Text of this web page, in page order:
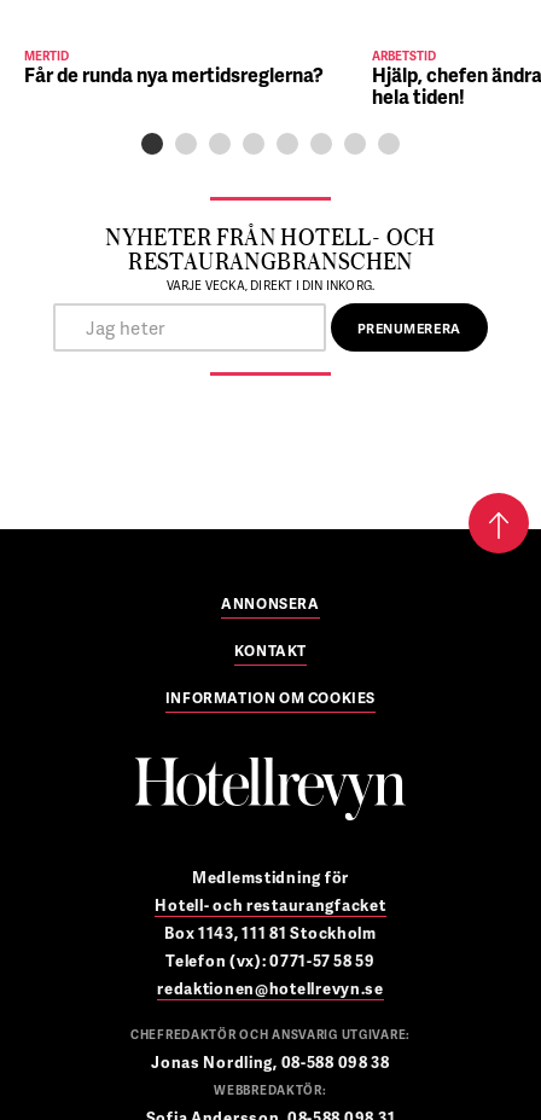
MERTID
Får de runda nya mertidsreglerna?
ARBETSTID
Hjälp, chefen
hela tiden!
NYHETER FRÅN HOTELL- OCH
RESTAURANGBRANSCHEN
VARJE VECKA, DIREKT I DIN INKORG.
ANNONSERA
KONTAKT
INFORMATION OM COOKIES
Medlemstidning för
Hotell- och restaurangfacket
Box 1143, 111 81 Stockholm
Telefon (vx): 0771-57 58 59
redaktionen@hotellrevyn.se
CHEFREDAKTÖR OCH ANSVARIG UTGIVARE:
Jonas Nordling, 08-588 098 38
WEBBREDAKTÖR: